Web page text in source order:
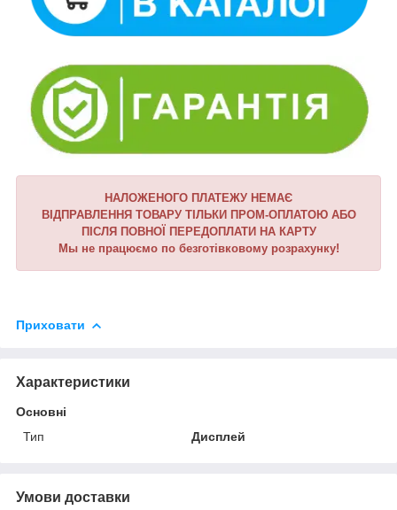
НАЛОЖЕНОГО ПЛАТЕЖУ НЕМАЄ
ВІДПРАВЛЕННЯ ТОВАРУ ТІЛЬКИ ПРОМ-ОПЛАТОЮ АБО
ПІСЛЯ ПОВНОЇ ПЕРЕДОПЛАТИ НА КАРТУ
Мы не працюємо по безготівковому розрахунку!
Приховати
Характеристики
Основні
Тип
Дисплей
Умови доставки